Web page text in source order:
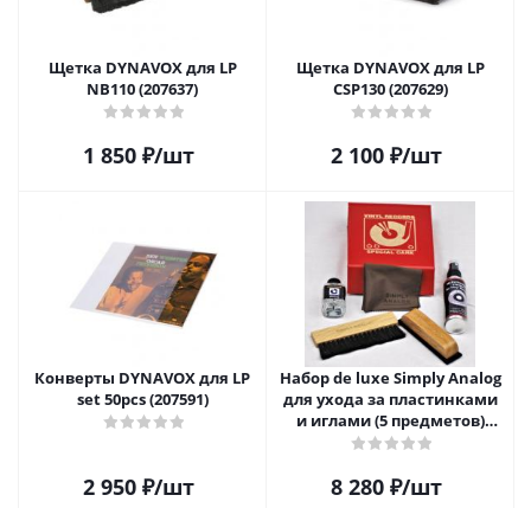
Щетка DYNAVOX для LP
NB110 (207637)
1 850₽/шт
Щетка DYNAVOX для LP
CSP130 (207629)
2 100₽/шт
Конверты DYNAVOX для LP
set 50pcs (207591)
2 950₽/шт
Набор de luxe Simply Analog
для ухода за пластинками
и иглами (5 предметов)
SAVC008
8 280₽/шт